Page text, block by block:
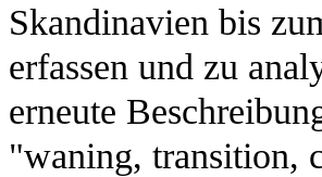
Skandinavien bis
erfassen und zu
erneute
"waning, transition,